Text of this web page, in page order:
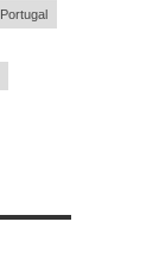
Portugal